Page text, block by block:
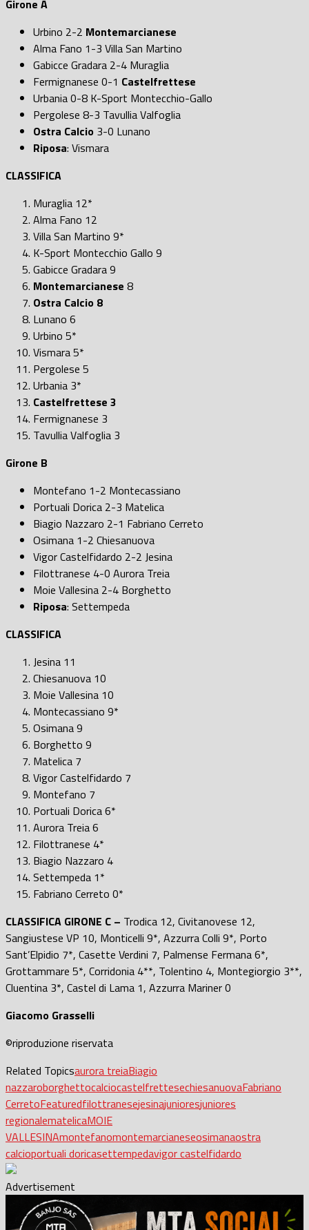
Girone A
Urbino 2-2 Montemarcianese
Alma Fano 1-3 Villa San Martino
Gabicce Gradara 2-4 Muraglia
Fermignanese 0-1 Castelfrettese
Urbania 0-8 K-Sport Montecchio-Gallo
Pergolese 8-3 Tavullia Valfoglia
Ostra Calcio 3-0 Lunano
Riposa: Vismara
CLASSIFICA
Muraglia 12*
Alma Fano 12
Villa San Martino 9*
K-Sport Montecchio Gallo 9
Gabicce Gradara 9
Montemarcianese 8
Ostra Calcio 8
Lunano 6
Urbino 5*
Vismara 5*
Pergolese 5
Urbania 3*
Castelfrettese 3
Fermignanese 3
Tavullia Valfoglia 3
Girone B
Montefano 1-2 Montecassiano
Portuali Dorica 2-3 Matelica
Biagio Nazzaro 2-1 Fabriano Cerreto
Osimana 1-2 Chiesanuova
Vigor Castelfidardo 2-2 Jesina
Filottranese 4-0 Aurora Treia
Moie Vallesina 2-4 Borghetto
Riposa: Settempeda
CLASSIFICA
Jesina 11
Chiesanuova 10
Moie Vallesina 10
Montecassiano 9*
Osimana 9
Borghetto 9
Matelica 7
Vigor Castelfidardo 7
Montefano 7
Portuali Dorica 6*
Aurora Treia 6
Filottranese 4*
Biagio Nazzaro 4
Settempeda 1*
Fabriano Cerreto 0*
CLASSIFICA GIRONE C – Trodica 12, Civitanovese 12,
Sangiustese VP 10, Monticelli 9*, Azzurra Colli 9*, Porto
Sant’Elpidio 7*, Casette Verdini 7, Palmense Fermana 6*,
Grottammare 5*, Corridonia 4**, Tolentino 4, Montegiorgio 3**,
Cluentina 3*, Castel di Lama 1, Azzurra Mariner 0
Giacomo Grasselli
©riproduzione riservata
Related Topicsaurora treiaBiagio
nazzaroborghettocalciocastelfrettesechiesanuovaFabriano
CerretoFeaturedfilottranesejesinajunioresjuniores
regionalematelicaMOIE
VALLESINAmontefanomontemarcianeseosimanaostra
calcioportuali doricasettempedavigor castelfidardo
Advertisement